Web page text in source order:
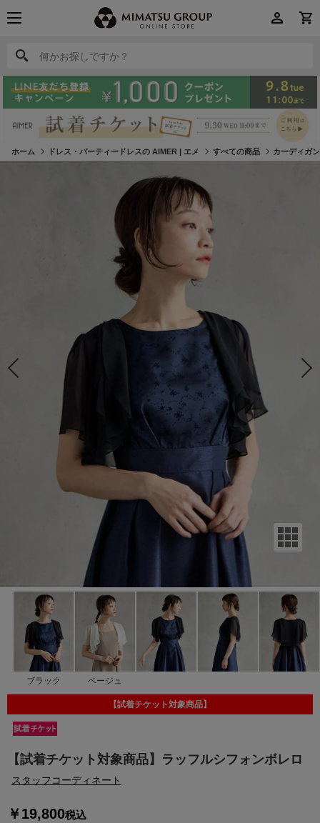
何かお探しですか？
何かお探しですか？
ホーム ドレス・パーティードレスの AIMER | エメ すべての商品 カーディガ
ブラック ベージュ
【試着チケット対象商品】ラッフルシフォンボレロ
スタッフコーディネート
【試着チケット対象商品】
￥19,800税込